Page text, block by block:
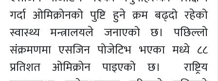
गर्दा ओमिक्रोनको पुष्टि हुने क्रम बढ्दो रहेको
स्वास्थ्य मन्त्रालयले जनाएको छ। पछिल्लो
संक्रमणमा एसजिन पोजेटिभ भएका मध्ये ८८
प्रतिशत ओमिक्रोन पाइएको छ। राष्ट्रिय